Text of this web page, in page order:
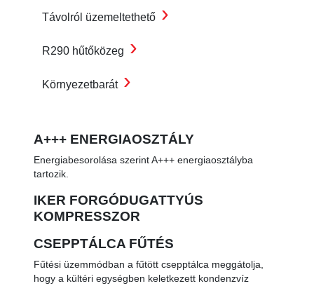
Távolról üzemeltethető ›
R290 hűtőközeg ›
Környezetbarát ›
A+++ ENERGIAOSZTÁLY
Energiabesorolása szerint A+++ energiaosztályba
tartozik.
IKER FORGÓDUGATTYÚS
KOMPRESSZOR
CSEPPTÁLCA FŰTÉS
Fűtési üzemmódban a fűtött csepptálca meggátolja,
hogy a kültéri egységben keletkezett kondenzvíz